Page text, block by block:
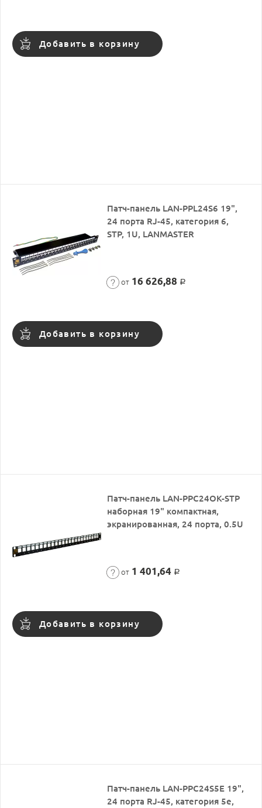
Добавить в корзину
Патч-панель LAN-PPL24S6 19",
24 порта RJ-45, категория 6,
STP, 1U, LANMASTER
от 16 626,88 Р
Добавить в корзину
Патч-панель LAN-PPC24OK-STP
наборная 19" компактная,
экранированная, 24 порта, 0.5U
от 1 401,64 Р
Добавить в корзину
Патч-панель LAN-PPC24S5E 19",
24 порта RJ-45, категория 5e,